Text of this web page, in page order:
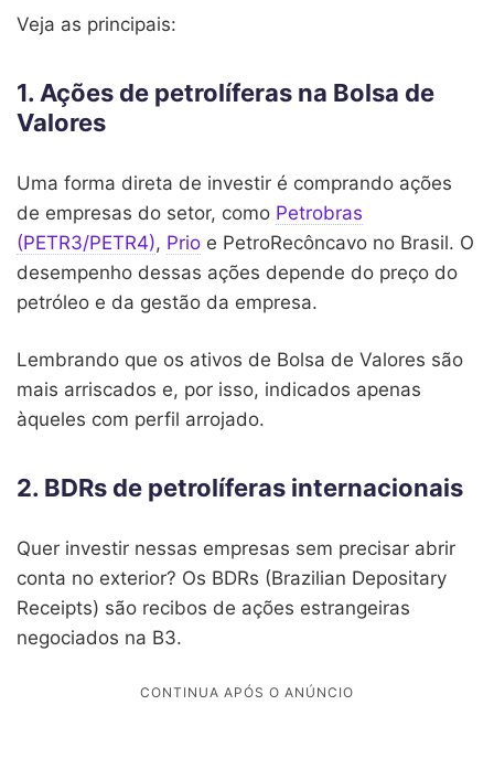
Veja as principais:
1. Ações de petrolíferas na Bolsa de
Valores
Uma forma direta de investir é comprando ações
de empresas do setor, como Petrobras
(PETR3/PETR4), Prio e PetroRecôncavo no Brasil. O
desempenho dessas ações depende do preço do
petróleo e da gestão da empresa.
Lembrando que os ativos de Bolsa de Valores são
mais arriscados e, por isso, indicados apenas
àqueles com perfil arrojado.
2. BDRs de petrolíferas internacionais
Quer investir nessas empresas sem precisar abrir
conta no exterior? Os BDRs (Brazilian Depositary
Receipts) são recibos de ações estrangeiras
negociados na B3.